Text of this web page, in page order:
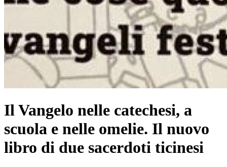
Il Vangelo nelle catechesi, a
scuola e nelle omelie. Il nuovo
libro di due sacerdoti ticinesi